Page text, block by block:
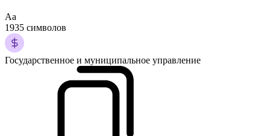
Аа
1935 символов
Государственное и муниципальное управление